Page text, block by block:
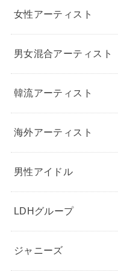
女性アーティスト
男女混合アーティスト
韓流アーティスト
海外アーティスト
男性アイドル
LDHグループ
ジャニーズ